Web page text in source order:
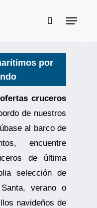
buscar
Menu
por
cruceros
de nuestros
al barco de
encuentre
de última
selección de
verano o
navideños de